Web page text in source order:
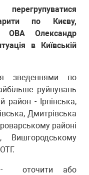
по Києву,
ОВА Олександр
в Київській
зведеннями по
руйнувань
район - Ірпінська,
Дмитрівська
районі
Вишгородському
- оточити або